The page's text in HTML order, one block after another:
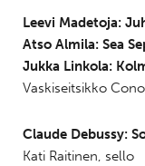
Leevi Madetoja:
Atso Almila: Sea
Jukka Linkola:
Vaskiseitsikko Cono
Claude Debussy:
Kati Raitinen, sello